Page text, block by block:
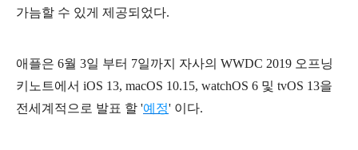
가늠할 수 있게 제공되었다.
애플은 6월 3일 부터 7일까지 자사의 WWDC 2019 오프닝
키노트에서 iOS 13, macOS 10.15, watchOS 6 및 tvOS 13을
전세계적으로 발표 할 '예정' 이다.